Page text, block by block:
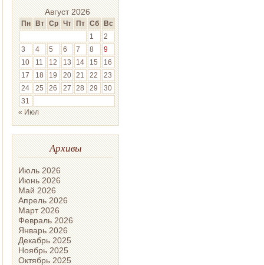
Август 2026
Пн Вт Ср Чт Пт Сб Вс
1
2
3
4 5 6 7 8
9
10
11 12 13 14 15
16
17
18 19 20 21 22
23
24
25 26 27 28 29
30
31
« Июл
Архивы
Июль 2026
Июнь 2026
Май 2026
Апрель 2026
Март 2026
Февраль 2026
Январь 2026
Декабрь 2025
Ноябрь 2025
Октябрь 2025